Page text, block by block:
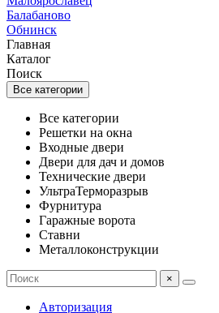
Балабаново
Обнинск
Главная
Каталог
Поиск
Все категории
Все категории
Решетки на окна
Входные двери
Двери для дач и домов
Технические двери
УльтраТерморазрыв
Фурнитура
Гаражные ворота
Ставни
Металлоконструкции
×
Авторизация